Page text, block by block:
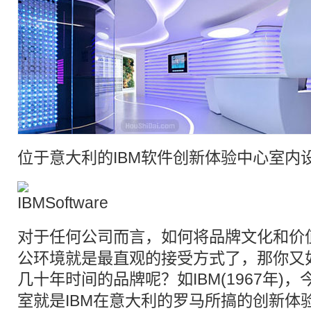
位于意大利的IBM软件创新体验中心室内
对于任何公司而言，如何将品牌文化和价
公环境就是最直观的接受方式了，那你
几十年时间的品牌呢？如IBM(1967年)，
室就是IBM在意大利的罗马所搞的创新体